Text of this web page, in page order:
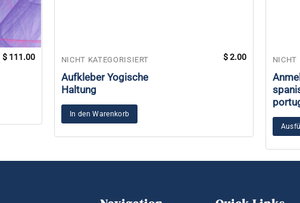
$ 111.00 NICHT KATEGORISIERT
Aufkleber Yogische
Haltung
$2.00
In den Warenkorb
NICHT